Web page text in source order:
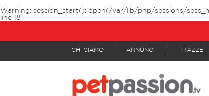
Warning: session_start(): open(/var/lib/php/sessions/
line 18
CHI SIAMO ANNUNCI RAZZE